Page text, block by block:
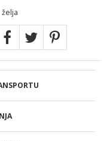
želja